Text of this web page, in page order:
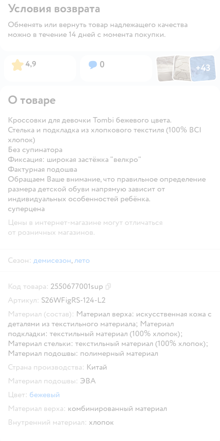
Условия возврата
Обменять или вернуть товар надлежащего качества
можно в течение 14 дней с момента покупки.
Рейтинг:
4,9 Вопросов:
0 ФотоФотоФото
+43
Открыть
О товаре
Кроссовки для девочки Tombi бежевого цвета.
Стелька и подкладка из хлопкового текстиля (100% BCI
хлопок)
Без супинатора
Фиксация: широкая застёжка "велкро"
Фактурная подошва
Обращаем Ваше внимание, что правильное определение
размера детской обуви напрямую зависит от
индивидуальных особенностей ребёнка.
суперцена
Цены в интернет-магазине могут отличаться
от розничных магазинов.
Сезон: демисезон,лето
Код товара: 2550677001sup
Артикул: S26WFigRS-124-L2
Материал (состав): Материал верха: искусственная кожа с
деталями из текстильного материала; Материал
подкладки: текстильный материал (100% хлопок);
Материал стельки: текстильный материал (100% хлопок);
Материал подошвы: полимерный материал
Страна производства: Китай
Материал подошвы: ЭВА
Цвет: бежевый
Материал верха: комбинированный материал
Внутренний материал: хлопок